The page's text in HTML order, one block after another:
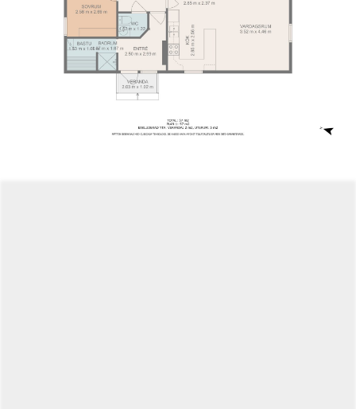
tillflyktsort med en naturnära livsstil och närhet till
havet. Oavsett om du letar efter ett permanent boende
eller ett charmigt fritidshus, erbjuder detta torp/hus en
harmonisk tillvaro i Eckerös vackra miljö.
Välkommen att upptäcka ditt nya hem på landet!